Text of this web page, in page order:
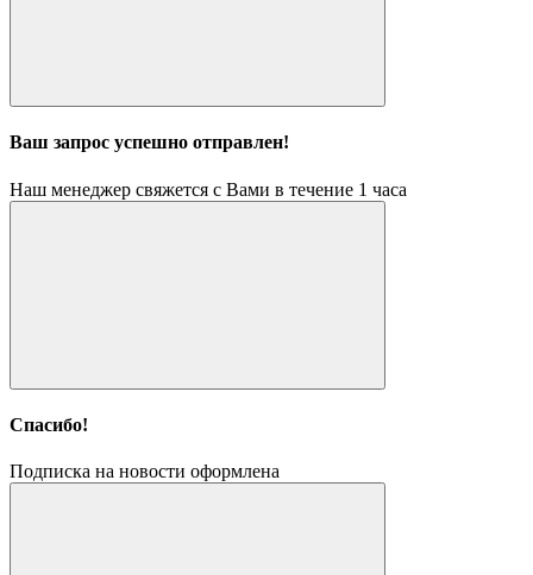
Ваш запрос успешно отправлен!
Наш менеджер свяжется с Вами в течение 1 часа
Спасибо!
Подписка на новости оформлена